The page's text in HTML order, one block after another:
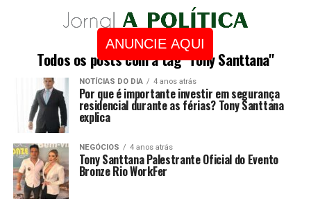
ANUNCIE AQUI
Todos os posts com a tag "Tony Santtana"
NOTÍCIAS DO DIA 4 anos atrás
Por que é importante investir em segurança
residencial durante as férias? Tony Santtana
explica
NEGÓCIOS 4 anos atrás
Tony Santtana Palestrante Oficial do Evento
Bronze Rio WorkFer